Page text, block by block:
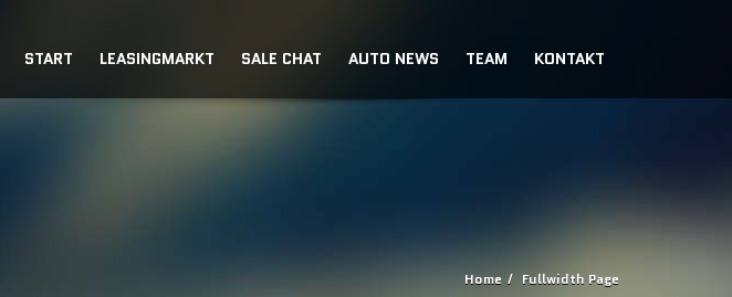
START LEASINGMARKT SALE CHAT AUTO NEWS TEAM KONTAKT
Home Fullwidth Page